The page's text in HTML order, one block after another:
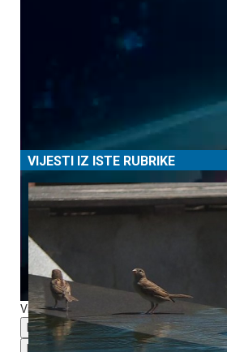
Video Player is loading.
Play Video
Play
VIJESTI IZ ISTE RUBRIKE